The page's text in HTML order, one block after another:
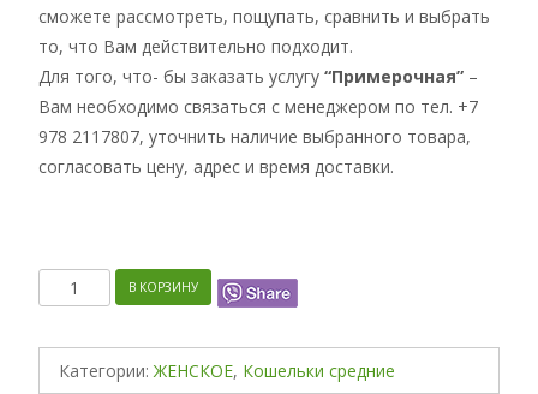
сможете рассмотреть, пощупать, сравнить и выбрать
то, что Вам действительно подходит.
Для того, что- бы заказать услугу “Примерочная” –
Вам необходимо связаться с менеджером по тел. +7
978 2117807, уточнить наличие выбранного товара,
согласовать цену, адрес и время доставки.
КоличествоВ КОРЗИНУ
Категории: ЖЕНСКОЕ, Кошельки средние